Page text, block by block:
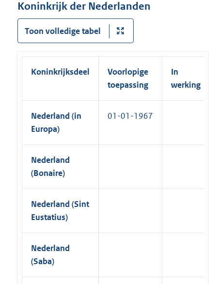
i
)
e
i
Koninkrijk der Nederlanden
Toon volledige tabel
Koninkrijksdeel
Voorlopige
toepassing
In
werking
Nederland (in
Europa)
01-01-1967
Nederland
(Bonaire)
Nederland (Sint
Eustatius)
Nederland
(Saba)